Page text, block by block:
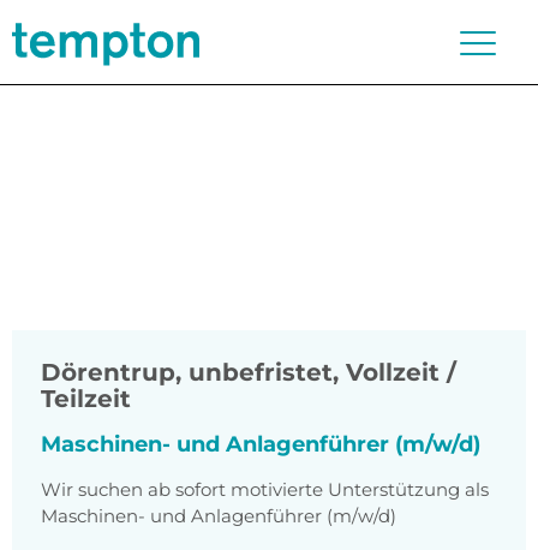
Dörentrup, unbefristet, Vollzeit /
Teilzeit
Maschinen- und Anlagenführer (m/w/d)
Wir suchen ab sofort motivierte Unterstützung als
Maschinen- und Anlagenführer (m/w/d)